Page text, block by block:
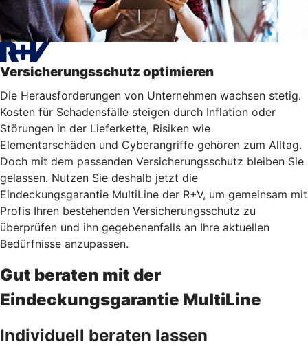
Versicherungsschutz optimieren
Die Herausforderungen von Unternehmen wachsen stetig.
Kosten für Schadensfälle steigen durch Inflation oder
Störungen in der Lieferkette, Risiken wie
Elementarschäden und Cyberangriffe gehören zum Alltag.
Doch mit dem passenden Versicherungsschutz bleiben Sie
gelassen. Nutzen Sie deshalb jetzt die
Eindeckungsgarantie MultiLine der R+V, um gemeinsam mit
Profis Ihren bestehenden Versicherungsschutz zu
überprüfen und ihn gegebenenfalls an Ihre aktuellen
Bedürfnisse anzupassen.
Gut beraten mit der
Eindeckungsgarantie MultiLine
Individuell beraten lassen